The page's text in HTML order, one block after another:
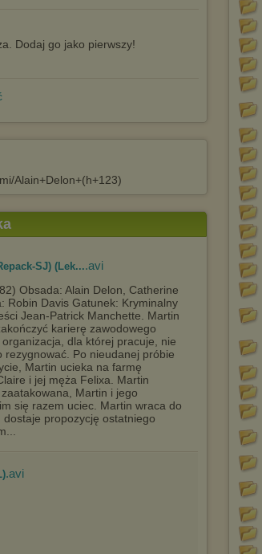
Dodaj go jako pierwszy!
Alain+Delon+(h+123)
SJ) (Lek....avi
Obsada: Alain Delon, Catherine
Robin Davis Gatunek: Kryminalny
Jean-Patrick Manchette. Martin
karierę zawodowego
dla której pracuje, nie
rezygnować. Po nieudanej próbie
Martin ucieka na farmę
i jej męża Felixa. Martin
Martin i jego
się razem uciec. Martin wraca do
propozycję ostatniego
.avi